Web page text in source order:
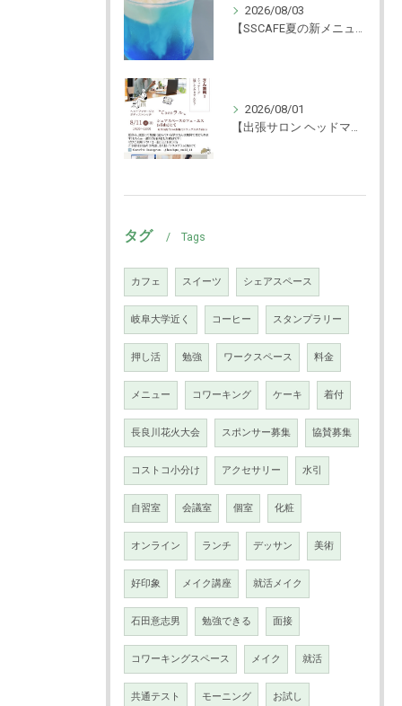
2026/08/03
2026/08/01
タグ Tags
カフェ スイーツ シェアスペース
岐阜大学近く コーヒー スタンプラリー
押し活 勉強 ワークスペース 料金
メニュー コワーキング ケーキ 着付
長良川花火大会 スポンサー募集 協賛募集
コストコ小分け アクセサリー 水引
自習室 会議室 個室 化粧
オンライン ランチ デッサン 美術
好印象 メイク講座 就活メイク
石田意志男 勉強できる 面接
コワーキングスペース メイク 就活
共通テスト モーニング お試し